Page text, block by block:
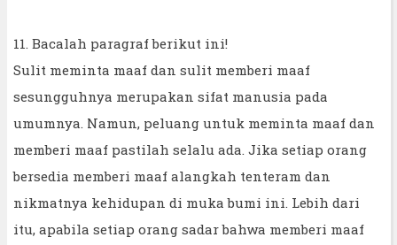
11. Bacalah paragraf berikut ini!
Sulit meminta maaf dan sulit memberi maaf
sesungguhnya merupakan sifat manusia pada
umumnya. Namun, peluang untuk meminta maaf dan
memberi maaf pastilah selalu ada. Jika setiap orang
bersedia memberi maaf alangkah tenteram dan
nikmatnya kehidupan di muka bumi ini. Lebih dari
itu, apabila setiap orang sadar bahwa memberi maaf